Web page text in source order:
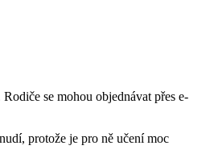
se mohou objednávat přes e-
protože je pro ně učení moc